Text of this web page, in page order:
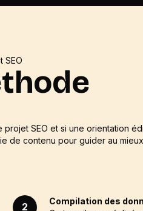
SEO
SEO et si une orientation
de contenu pour guider au
2
Compilation des